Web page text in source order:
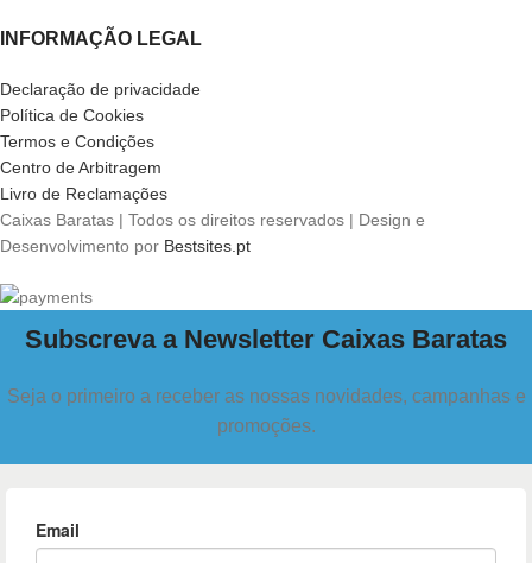
INFORMAÇÃO LEGAL
Declaração de privacidade
Política de Cookies
Termos e Condições
Centro de Arbitragem
Livro de Reclamações
Caixas Baratas | Todos os direitos reservados | Design e
Desenvolvimento por Bestsites.pt
Subscreva a Newsletter Caixas Baratas
Seja o primeiro a receber as nossas novidades, campanhas e
promoções.